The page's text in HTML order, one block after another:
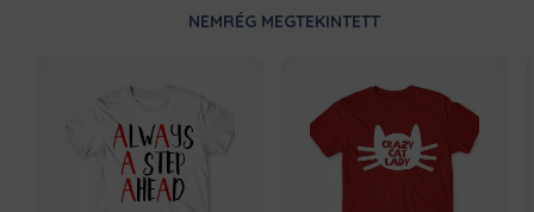
NEMRÉG MEGTEKINTETT